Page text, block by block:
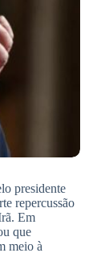
presidente
repercussão
Em
que
meio à